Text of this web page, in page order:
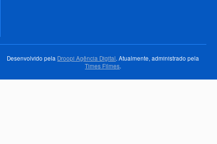
Desenvolvido pela Droopi Agência Digital. Atualmente, administrado pela
Times Filmes.